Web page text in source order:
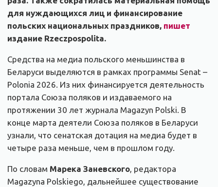
для нуждающихся лиц и финансирование
польских национальных праздников, пишет
издание Rzeczpospolita.
Средства на медиа польского меньшинства в
Беларуси выделяются в рамках программы Senat –
Polonia 2026. Из них финансируется деятельность
портала Союза поляков и издаваемого на
протяжении 30 лет журнала Magazyn Polski. В
конце марта деятели Союза поляков в Беларуси
узнали, что сенатская дотация на медиа будет в
четыре раза меньше, чем в прошлом году.
По словам Марека Заневского, редактора
Magazyna Polskiego, дальнейшее существование